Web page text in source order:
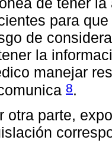
para
de
la
manejar
8.
otra parte,